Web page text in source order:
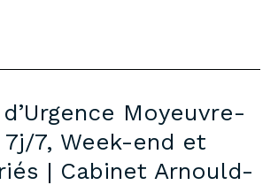
Moyeuvre-
7, Week-end et
| Cabinet Arnould-